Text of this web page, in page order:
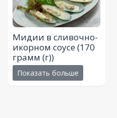
Мидии в сливочно-
икорном соусе(170
грамм (г))
Показать больше